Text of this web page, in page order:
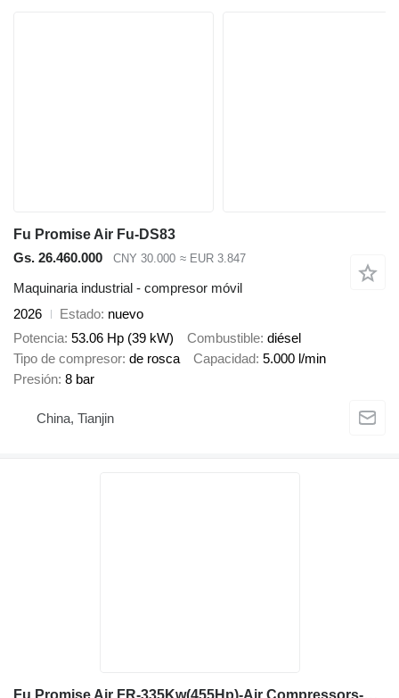
Fu Promise Air Fu-DS83
Gs. 26.460.000
CNY 30.000 ≈ EUR 3.847
Maquinaria industrial - compresor móvil
2026
Estado nuevo
Potencia 53.06 Hp (39 kW) Combustible diésel
Tipo de compresor de rosca Capacidad 5.000 l/min
Presión 8 bar
China, Tianjin
Fu Promise Air FR-335Kw(455Hp)-Air Compressors-Fixed Speed&Vsd